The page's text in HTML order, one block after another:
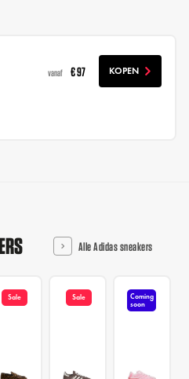
vanaf € 97 KOPEN
Alle Adidas sneakers
Sale Sale
Coming
soon